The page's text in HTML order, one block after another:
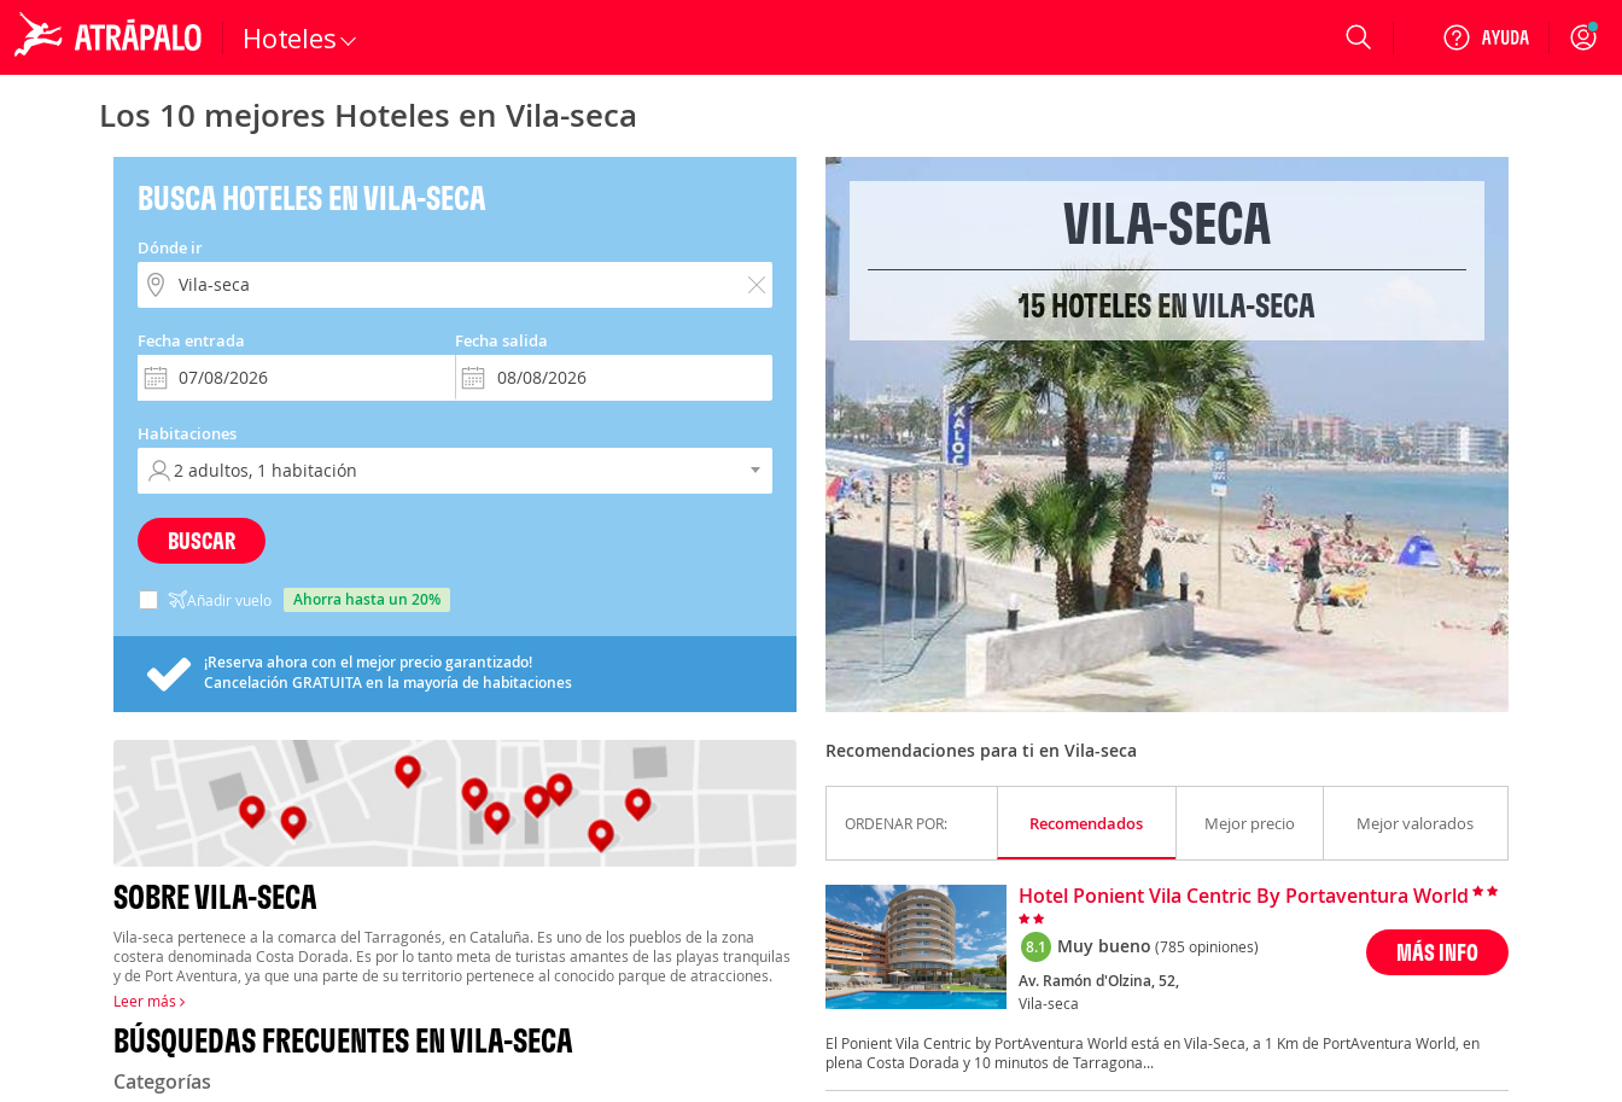
Hoteles Login
Los 10 mejores Hoteles en Vila-seca
BUSCA HOTELES EN VILA-SECA
Dónde ir
Fecha entrada Fecha salida
Habitaciones
BUSCAR
Añadir vuelo ahorra hasta un 20%
¡Reserva ahora con el mejor precio garantizado!
Cancelación GRATUITAen la mayoría de habitaciones
SOBRE VILA-SECA
Vila-seca pertenece a la comarca del Tarragonés, en Cataluña. Es uno de los pueblos de la zona
costera denominada Costa Dorada. Es por lo tanto meta de turistas amantes de las playas tranquilas
y de Port Aventura, ya que una parte de su territorio pertenece al conocido parque de atracciones.
Leer más
BÚSQUEDAS FRECUENTES EN VILA-SECA
Categorías
VILA-SECA
15 HOTELES EN VILA-SECA
Recomendaciones para ti en Vila-seca
ORDENAR POR: Recomendados Mejor precio Mejor valorados
Hotel Ponient Vila Centric By Portaventura World
8.1 Muy bueno (785 opiniones)
Av. Ramón d'Olzina, 52,
Vila-seca
MÁS INFO
El Ponient Vila Centric by PortAventura World está en Vila-Seca, a 1 Km de PortAventura World, en
plena Costa Dorada y 10 minutos de Tarragona...